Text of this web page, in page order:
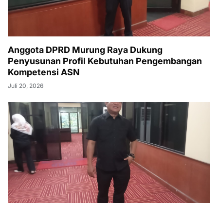
Anggota DPRD Murung Raya Dukung
Penyusunan Profil Kebutuhan Pengembangan
Kompetensi ASN
Juli 20, 2026